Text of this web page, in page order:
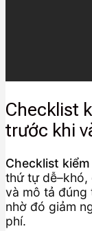
Checklist
trước khi
Checklist
thứ tự dễ–khó,
và mô tả
nhờ đó giảm
phí.